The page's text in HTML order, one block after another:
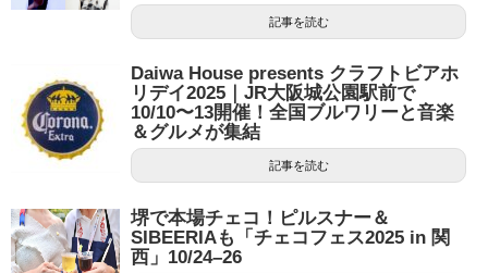
記事を読む
Daiwa House presents クラフトビアホ
リデイ2025｜JR大阪城公園駅前で
10/10〜13開催！全国ブルワリーと音楽
＆グルメが集結
記事を読む
堺で本場チェコ！ピルスナー＆
SIBEERIAも「チェコフェス2025 in 関
西」10/24–26